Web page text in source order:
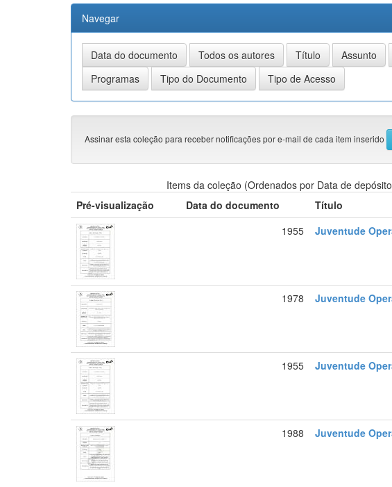
Navegar
Assinar esta coleção para receber notificações por e-mail de cada item inserido
Items da coleção (Ordenados por Data de
Pré-visualização
Data do documento Título
1955
Juventude
1978 Juventude
1955 Juventude
1988 Juventude